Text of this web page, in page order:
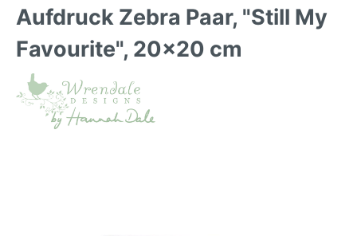
Aufdruck Zebra Paar, "Still My
Favourite", 20x20 cm